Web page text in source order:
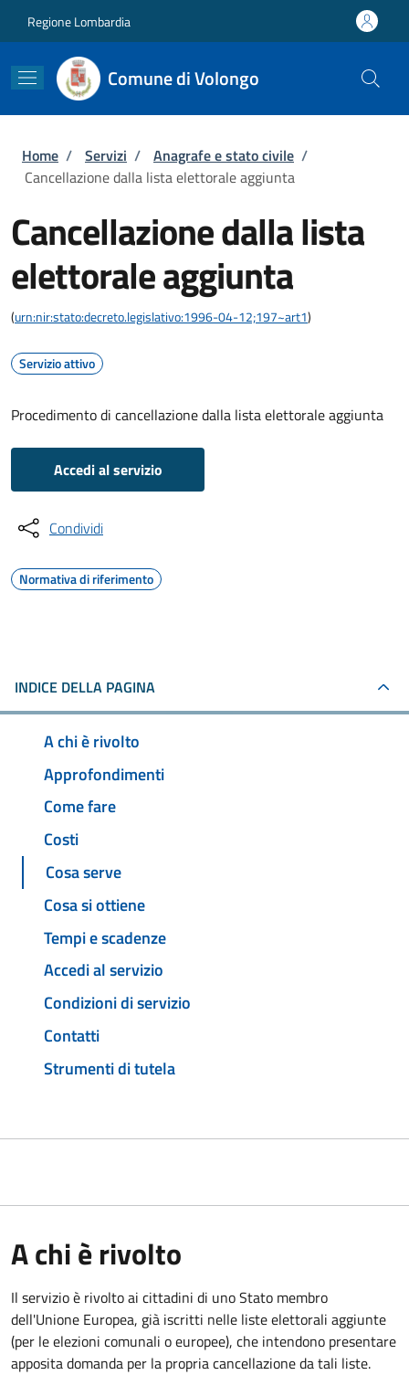
Regione Lombardia
Comune di Volongo
Briciole di pane
Home / Servizi / Anagrafe e stato civile /
Cancellazione dalla lista elettorale aggiunta
Cancellazione dalla lista
elettorale aggiunta
(urn:nir:stato:decreto.legislativo:1996-04-12;197~art1)
Servizio attivo
Procedimento di cancellazione dalla lista elettorale aggiunta
Accedi al servizio
Condividi
Normativa di riferimento
INDICE DELLA PAGINA
A chi è rivolto
Approfondimenti
Come fare
Costi
Cosa serve
Cosa si ottiene
Tempi e scadenze
Accedi al servizio
Condizioni di servizio
Contatti
Strumenti di tutela
A chi è rivolto
Il servizio è rivolto ai cittadini di uno Stato membro
dell'Unione Europea, già iscritti nelle liste elettorali aggiunte
(per le elezioni comunali o europee), che intendono presentare
apposita domanda per la propria cancellazione da tali liste.